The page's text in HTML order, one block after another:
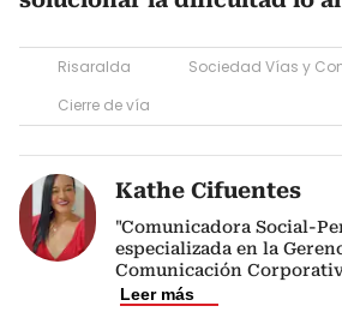
Risaralda
Sociedad Vías y
Cierre de vía
Kathe Cifuentes
"Comunicadora Social-
especializada en la
Comunicación
Leer más